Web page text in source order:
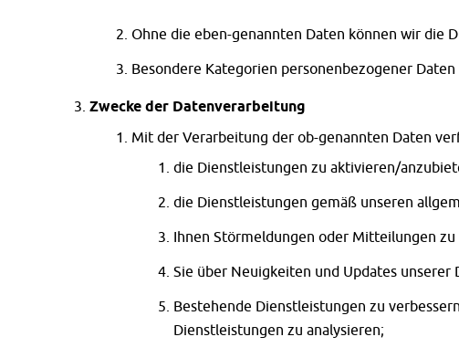
Ohne die eben-genannten Daten können wir die
Besondere Kategorien personenbezogener
Zwecke der Datenverarbeitung
Mit der Verarbeitung der ob-genannten Daten
die Dienstleistungen zu aktivieren/
die Dienstleistungen gemäß unseren
Ihnen Störmeldungen oder Mitteilungen zu
Sie über Neuigkeiten und Updates
Bestehende Dienstleistungen zu
Dienstleistungen zu analysieren;